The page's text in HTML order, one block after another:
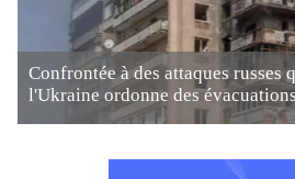
Confrontée à des attaques russes
l'Ukraine ordonne des